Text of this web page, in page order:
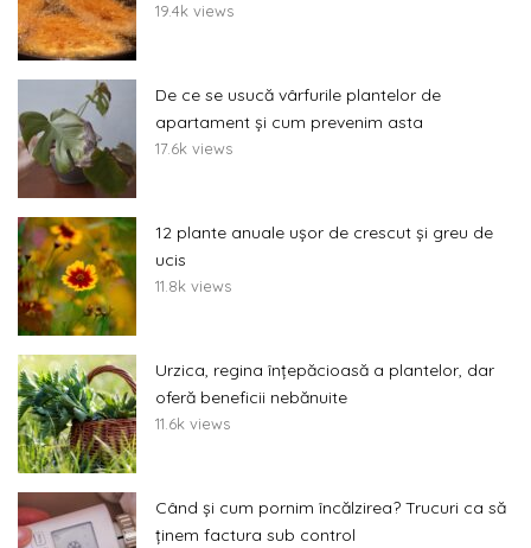
19.4k views
De ce se usucă vârfurile plantelor de
apartament și cum prevenim asta
17.6k views
12 plante anuale ușor de crescut și greu de
ucis
11.8k views
Urzica, regina înțepăcioasă a plantelor, dar
oferă beneficii nebănuite
11.6k views
Când și cum pornim încălzirea? Trucuri ca să
ținem factura sub control